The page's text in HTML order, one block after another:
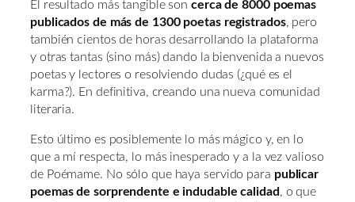
El resultado más tangible son cerca de 8000 poemas
publicados de más de 1300 poetas registrados, pero
también cientos de horas desarrollando la plataforma
y otras tantas (sino más) dando la bienvenida a nuevos
poetas y lectores o resolviendo dudas (¿qué es el
karma?). En definitiva, creando una nueva comunidad
literaria.
Esto último es posiblemente lo más mágico y, en lo
que a mí respecta, lo más inesperado y a la vez valioso
de Poémame. No sólo que haya servido para publicar
poemas de sorprendente e indudable calidad, o que